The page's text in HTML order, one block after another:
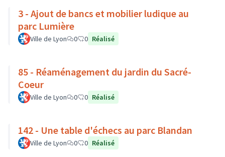
3 - Ajout de bancs et mobilier ludique au
parc Lumière
Ville de Lyon 0 0 Réalisé
85 - Réaménagement du jardin du Sacré-
Coeur
Ville de Lyon 0 0 Réalisé
142 - Une table d'échecs au parc Blandan
Ville de Lyon 0 0 Réalisé